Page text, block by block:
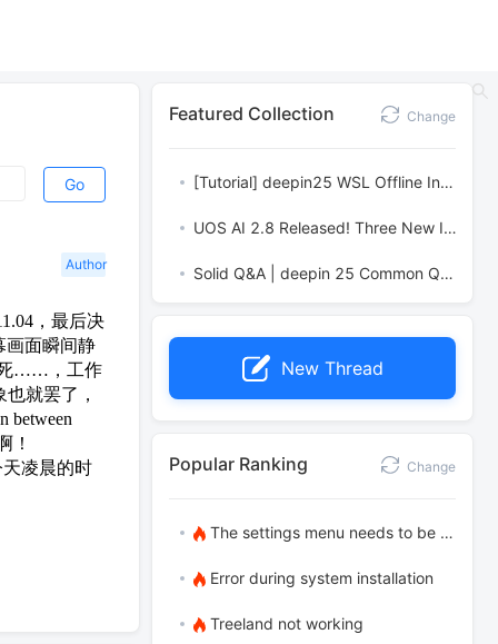
Go
Author
，最后决
画面瞬间静
死……，工作
就罢了，
between
！
凌晨的时
Featured Collection Change
[Tutorial] deepin25 WSL Offline Installation Guide
UOS AI 2.8 Released! Three New Intelligent Agents & Major Evolution
Solid Q&A | deepin 25 Common Questions – The Immutable System Edition
New Thread
Popular Ranking Change
The settings menu needs to be translated into Russian.
Error during system installation
Treeland not working